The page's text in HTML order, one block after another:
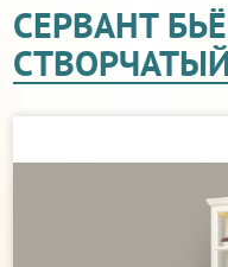
СЕРВАНТ